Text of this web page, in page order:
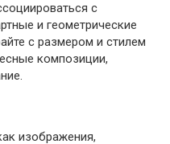
с
и геометрические
с размером и стилем
композиции,
изображения,